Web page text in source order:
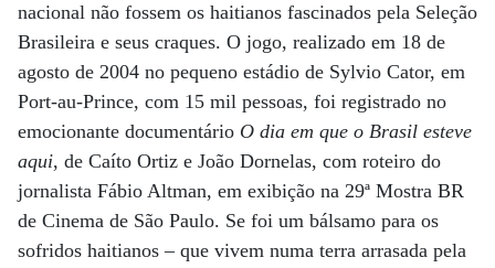
nacional não fossem os haitianos fascinados pela Seleção
Brasileira e seus craques. O jogo, realizado em 18 de
agosto de 2004 no pequeno estádio de Sylvio Cator, em
Port-au-Prince, com 15 mil pessoas, foi registrado no
emocionante documentário O dia em que o Brasil esteve
aqui, de Caíto Ortiz e João Dornelas, com roteiro do
jornalista Fábio Altman, em exibição na 29ª Mostra BR
de Cinema de São Paulo. Se foi um bálsamo para os
sofridos haitianos – que vivem numa terra arrasada pela